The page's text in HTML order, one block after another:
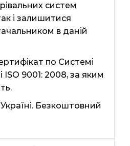
систем
і залишитися
в даній
по Системі
ISO 9001: 2008, за яким
Безкоштовний